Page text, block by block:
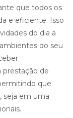
que todos os
e eficiente. Isso
do dia a
do seu
prestação de
que
seja em uma